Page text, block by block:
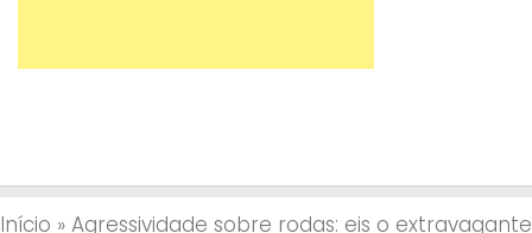
Início » Agressividade sobre rodas: eis o extravagante